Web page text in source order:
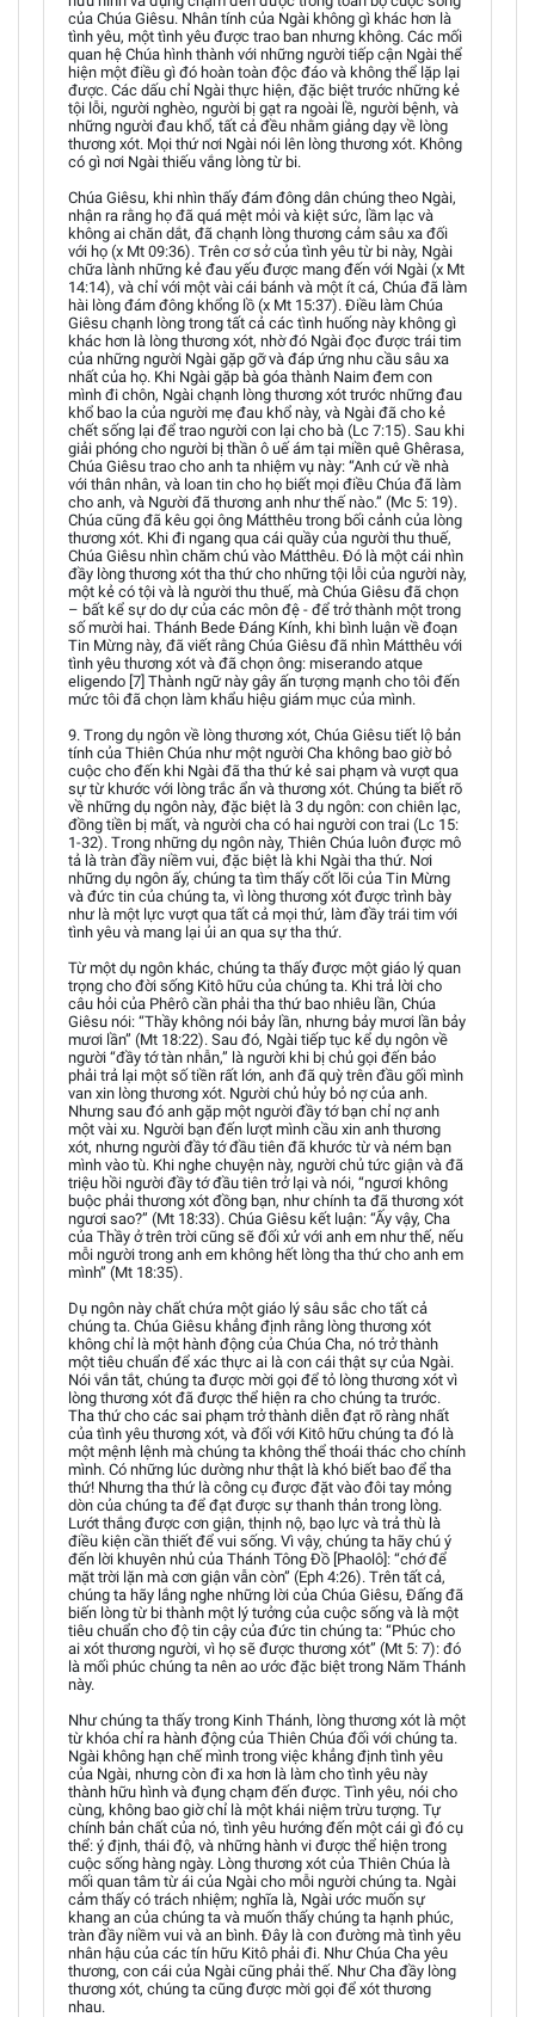
của Chúa Giêsu. Nhân tính của Ngài không gì khác hơn là
tình yêu, một tình yêu được trao ban nhưng không. Các mối
quan hệ Chúa hình thành với những người tiếp cận Ngài thể
hiện một điều gì đó hoàn toàn độc đáo và không thể lặp lại
được. Các dấu chỉ Ngài thực hiện, đặc biệt trước những kẻ
tội lỗi, người nghèo, người bị gạt ra ngoài lề, người bệnh, và
những người đau khổ, tất cả đều nhằm giảng dạy về lòng
thương xót. Mọi thứ nơi Ngài nói lên lòng thương xót. Không
có gì nơi Ngài thiếu vắng lòng từ bi.
Chúa Giêsu, khi nhìn thấy đám đông dân chúng theo Ngài,
nhận ra rằng họ đã quá mệt mỏi và kiệt sức, lầm lạc và
không ai chăn dắt, đã chạnh lòng thương cảm sâu xa đối
với họ (x Mt 09:36). Trên cơ sở của tình yêu từ bi này, Ngài
chữa lành những kẻ đau yếu được mang đến với Ngài (x Mt
14:14), và chỉ với một vài cái bánh và một ít cá, Chúa đã làm
hài lòng đám đông khổng lồ (x Mt 15:37). Điều làm Chúa
Giêsu chạnh lòng trong tất cả các tình huống này không gì
khác hơn là lòng thương xót, nhờ đó Ngài đọc được trái tim
của những người Ngài gặp gỡ và đáp ứng nhu cầu sâu xa
nhất của họ. Khi Ngài gặp bà góa thành Naim đem con
mình đi chôn, Ngài chạnh lòng thương xót trước những đau
khổ bao la của người mẹ đau khổ này, và Ngài đã cho kẻ
chết sống lại để trao người con lại cho bà (Lc 7:15). Sau khi
giải phóng cho người bị thần ô uế ám tại miền quê Ghêrasa,
Chúa Giêsu trao cho anh ta nhiệm vụ này: “Anh cứ về nhà
với thân nhân, và loan tin cho họ biết mọi điều Chúa đã làm
cho anh, và Người đã thương anh như thế nào.” (Mc 5: 19).
Chúa cũng đã kêu gọi ông Mátthêu trong bối cảnh của lòng
thương xót. Khi đi ngang qua cái quầy của người thu thuế,
Chúa Giêsu nhìn chăm chú vào Mátthêu. Đó là một cái nhìn
đầy lòng thương xót tha thứ cho những tội lỗi của người này,
một kẻ có tội và là người thu thuế, mà Chúa Giêsu đã chọn
– bất kể sự do dự của các môn đệ - để trở thành một trong
số mười hai. Thánh Bede Đáng Kính, khi bình luận về đoạn
Tin Mừng này, đã viết rằng Chúa Giêsu đã nhìn Mátthêu với
tình yêu thương xót và đã chọn ông: miserando atque
eligendo [7] Thành ngữ này gây ấn tượng mạnh cho tôi đến
mức tôi đã chọn làm khẩu hiệu giám mục của mình.
9. Trong dụ ngôn về lòng thương xót, Chúa Giêsu tiết lộ bản
tính của Thiên Chúa như một người Cha không bao giờ bỏ
cuộc cho đến khi Ngài đã tha thứ kẻ sai phạm và vượt qua
sự từ khước với lòng trắc ẩn và thương xót. Chúng ta biết rõ
về những dụ ngôn này, đặc biệt là 3 dụ ngôn: con chiên lạc,
đồng tiền bị mất, và người cha có hai người con trai (Lc 15:
1-32). Trong những dụ ngôn này, Thiên Chúa luôn được mô
tả là tràn đầy niềm vui, đặc biệt là khi Ngài tha thứ. Nơi
những dụ ngôn ấy, chúng ta tìm thấy cốt lõi của Tin Mừng
và đức tin của chúng ta, vì lòng thương xót được trình bày
như là một lực vượt qua tất cả mọi thứ, làm đầy trái tim với
tình yêu và mang lại ủi an qua sự tha thứ.
Từ một dụ ngôn khác, chúng ta thấy được một giáo lý quan
trọng cho đời sống Kitô hữu của chúng ta. Khi trả lời cho
câu hỏi của Phêrô cần phải tha thứ bao nhiêu lần, Chúa
Giêsu nói: “Thầy không nói bảy lần, nhưng bảy mươi lần bảy
mươi lần” (Mt 18:22). Sau đó, Ngài tiếp tục kể dụ ngôn về
người “đầy tớ tàn nhẫn,” là người khi bị chủ gọi đến bảo
phải trả lại một số tiền rất lớn, anh đã quỳ trên đầu gối mình
van xin lòng thương xót. Người chủ hủy bỏ nợ của anh.
Nhưng sau đó anh gặp một người đầy tớ bạn chỉ nợ anh
một vài xu. Người bạn đến lượt mình cầu xin anh thương
xót, nhưng người đầy tớ đầu tiên đã khước từ và ném bạn
mình vào tù. Khi nghe chuyện này, người chủ tức giận và đã
triệu hồi người đầy tớ đầu tiên trở lại và nói, “ngươi không
buộc phải thương xót đồng bạn, như chính ta đã thương xót
ngươi sao?” (Mt 18:33). Chúa Giêsu kết luận: “Ấy vậy, Cha
của Thầy ở trên trời cũng sẽ đối xử với anh em như thế, nếu
mỗi người trong anh em không hết lòng tha thứ cho anh em
mình” (Mt 18:35).
Dụ ngôn này chất chứa một giáo lý sâu sắc cho tất cả
chúng ta. Chúa Giêsu khẳng định rằng lòng thương xót
không chỉ là một hành động của Chúa Cha, nó trở thành
một tiêu chuẩn để xác thực ai là con cái thật sự của Ngài.
Nói vắn tắt, chúng ta được mời gọi để tỏ lòng thương xót vì
lòng thương xót đã được thể hiện ra cho chúng ta trước.
Tha thứ cho các sai phạm trở thành diễn đạt rõ ràng nhất
của tình yêu thương xót, và đối với Kitô hữu chúng ta đó là
một mệnh lệnh mà chúng ta không thể thoái thác cho chính
mình. Có những lúc dường như thật là khó biết bao để tha
thứ! Nhưng tha thứ là công cụ được đặt vào đôi tay mỏng
dòn của chúng ta để đạt được sự thanh thản trong lòng.
Lướt thắng được cơn giận, thịnh nộ, bạo lực và trả thù là
điều kiện cần thiết để vui sống. Vì vậy, chúng ta hãy chú ý
đến lời khuyên nhủ của Thánh Tông Đồ [Phaolô]: “chớ để
mặt trời lặn mà cơn giận vẫn còn” (Eph 4:26). Trên tất cả,
chúng ta hãy lắng nghe những lời của Chúa Giêsu, Đấng đã
biến lòng từ bi thành một lý tưởng của cuộc sống và là một
tiêu chuẩn cho độ tin cậy của đức tin chúng ta: “Phúc cho
ai xót thương người, vì họ sẽ được thương xót” (Mt 5: 7): đó
là mối phúc chúng ta nên ao ước đặc biệt trong Năm Thánh
này.
Như chúng ta thấy trong Kinh Thánh, lòng thương xót là một
từ khóa chỉ ra hành động của Thiên Chúa đối với chúng ta.
Ngài không hạn chế mình trong việc khẳng định tình yêu
của Ngài, nhưng còn đi xa hơn là làm cho tình yêu này
thành hữu hình và đụng chạm đến được. Tình yêu, nói cho
cùng, không bao giờ chỉ là một khái niệm trừu tượng. Tự
chính bản chất của nó, tình yêu hướng đến một cái gì đó cụ
thể: ý định, thái độ, và những hành vi được thể hiện trong
cuộc sống hàng ngày. Lòng thương xót của Thiên Chúa là
mối quan tâm từ ái của Ngài cho mỗi người chúng ta. Ngài
cảm thấy có trách nhiệm; nghĩa là, Ngài ước muốn sự
khang an của chúng ta và muốn thấy chúng ta hạnh phúc,
tràn đầy niềm vui và an bình. Đây là con đường mà tình yêu
nhân hậu của các tín hữu Kitô phải đi. Như Chúa Cha yêu
thương, con cái của Ngài cũng phải thế. Như Cha đầy lòng
thương xót, chúng ta cũng được mời gọi để xót thương
nhau.